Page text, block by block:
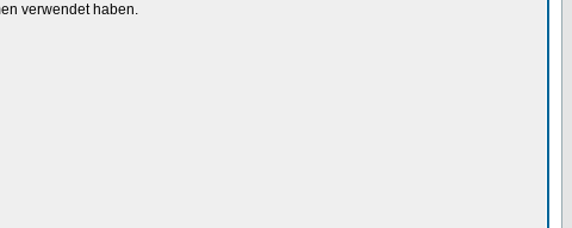
verwendet haben.